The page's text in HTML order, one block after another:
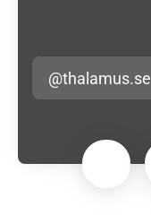
@thalamus.se